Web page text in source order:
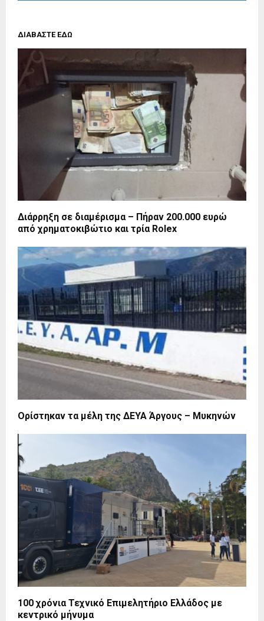
ΔΙΑΒΑΣΤΕ ΕΔΩ
Διάρρηξη σε διαμέρισμα – Πήραν 200.000 ευρώ
από χρηματοκιβώτιο και τρία Rolex
Ορίστηκαν τα μέλη της ΔΕΥΑ Άργους – Μυκηνών
100 χρόνια Τεχνικό Επιμελητήριο Ελλάδος με
κεντρικό μήνυμα